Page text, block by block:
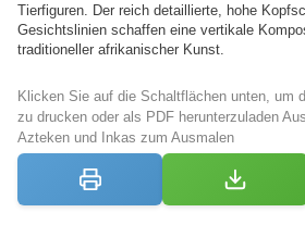
Tierfiguren. Der reich detaillierte, hohe
Gesichtslinien schaffen eine vertikale
traditioneller afrikanischer Kunst.
Klicken Sie auf die Schaltflächen unten, um
zu drucken oder als PDF herunterzuladen
Azteken und Inkas zum Ausmalen